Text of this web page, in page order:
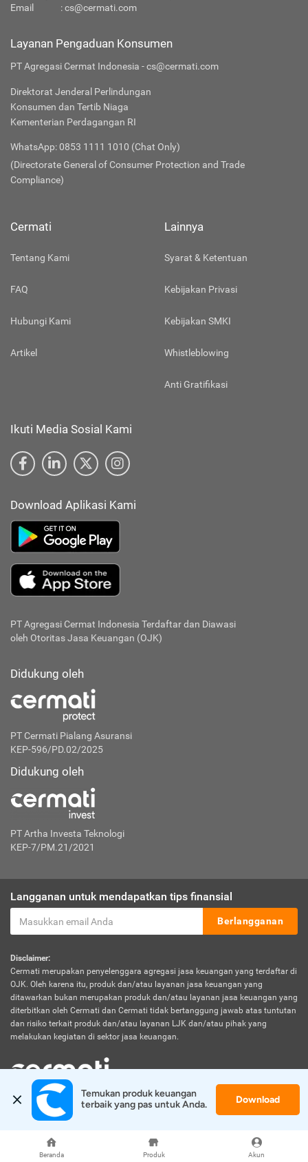
Beranda Produk Akun
Email
:cs@cermati.com
Layanan Pengaduan Konsumen
PT Agregasi Cermat Indonesia - cs@cermati.com
Direktorat Jenderal Perlindungan
Konsumen dan Tertib Niaga
Kementerian Perdagangan RI
WhatsApp: 0853 1111 1010 (Chat Only)
(Directorate General of Consumer Protection and Trade
Compliance)
Cermati
Tentang Kami
FAQ
Hubungi Kami
Artikel
Lainnya
Syarat & Ketentuan
Kebijakan Privasi
Kebijakan SMKI
Whistleblowing
Anti Gratifikasi
Ikuti Media Sosial Kami
Download Aplikasi Kami
PT Agregasi Cermat Indonesia Terdaftar dan Diawasi
oleh Otoritas Jasa Keuangan (OJK)
Didukung oleh
PT Cermati Pialang Asuransi
KEP-596/PD.02/2025
Didukung oleh
PT Artha Investa Teknologi
KEP-7/PM.21/2021
Langganan untuk mendapatkan tips finansial
Berlangganan
Disclaimer:
Cermati merupakan penyelenggara agregasi jasa keuangan yang terdaftar di
OJK. Oleh karena itu, produk dan/atau layanan jasa keuangan yang
ditawarkan bukan merupakan produk dan/atau layanan jasa keuangan yang
diterbitkan oleh Cermati dan Cermati tidak bertanggung jawab atas tuntutan
dan risiko terkait produk dan/atau layanan LJK dan/atau pihak yang
melakukan kegiatan di sektor jasa keuangan.
© 2026 Cermati. All Rights Reserved.
Temukan produk keuangan
terbaik yang pas untuk Anda.
Download